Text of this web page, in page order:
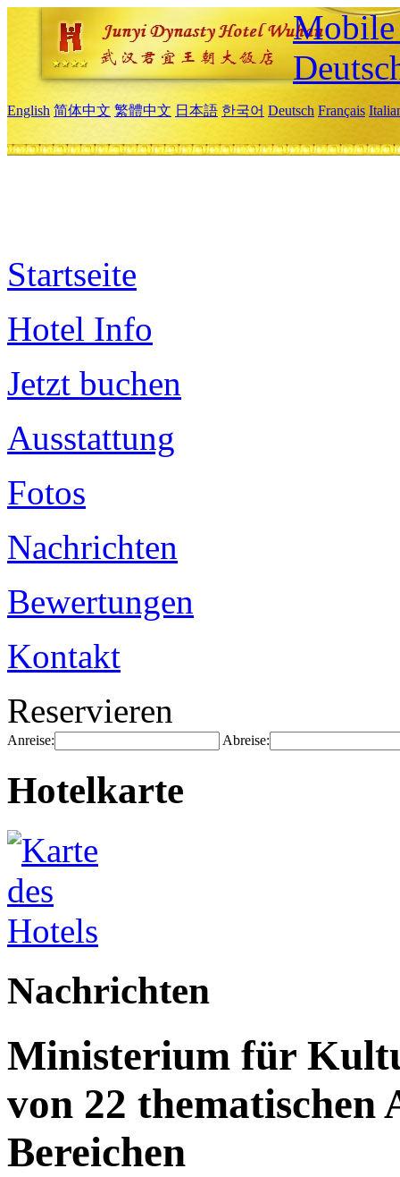
Mobile
English 简体中文 繁體中文 日本語 한국어 Deutsch Français
Startseite
Hotel Info
Jetzt buchen
Ausstattung
Fotos
Nachrichten
Bewertungen
Kontakt
Reservieren
Anreise: Abreise:
Hotelkarte
Nachrichten
Ministerium für
von 22
Bereichen